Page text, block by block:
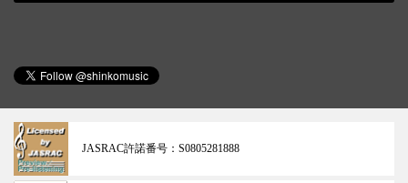
JASRAC許諾番号： S0805281888